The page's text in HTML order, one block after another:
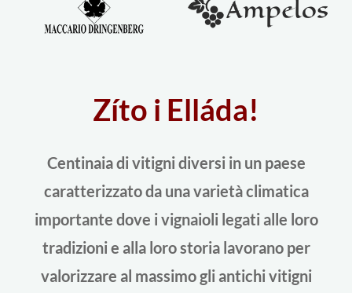
Zíto i Elláda!
Centinaia di vitigni diversi in un paese
caratterizzato da una varietà climatica
importante dove i vignaioli legati alle loro
tradizioni e alla loro storia lavorano per
valorizzare al massimo gli antichi vitigni